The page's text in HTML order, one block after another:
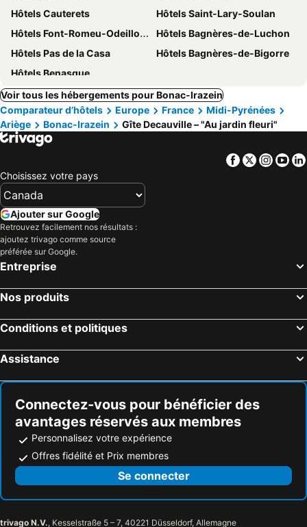
Hôtels Cauterets
Hôtels Saint-Lary-Soulan
Hôtels Font-Romeu-Odeillo-Via
Hôtels Bagnères-de-Luchon
Hôtels Pas de la Casa
Hôtels Bagnères-de-Bigorre
Hôtels Benasque
Voir tous les hébergements pour Bonac-Irazein
Comparateur d’hôtels
Europe France
Midi-Pyrénées
Ariège
Bonac-Irazein Gîte Decauville – "Au jardin fleuri"
Facebook
Twitter
Choisissez votre pays
Ajouter sur Google
Retrouvez facilement nos résultats :
ajoutez trivago comme source
préférée sur Google.
Entreprise
Nos produits
Conditions et politiques
Assistance
Connectez-vous pour bénéficier des
avantages réservés aux membres
Personnalisez votre expérience
Offres fidélité et Prix membres
Se connecter
trivago N.V., Kesselstraße 5 – 7, 40221 Düsseldorf, Allemagne